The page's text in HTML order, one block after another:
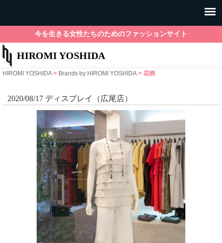
HIROMI YOSHIDA
今を生きる女性たちのためのファッションサイト
HIROMI YOSHIDA > Brands by HIROMI YOSHIDA > 花柄
2020/08/17 ディスプレイ（広尾店）